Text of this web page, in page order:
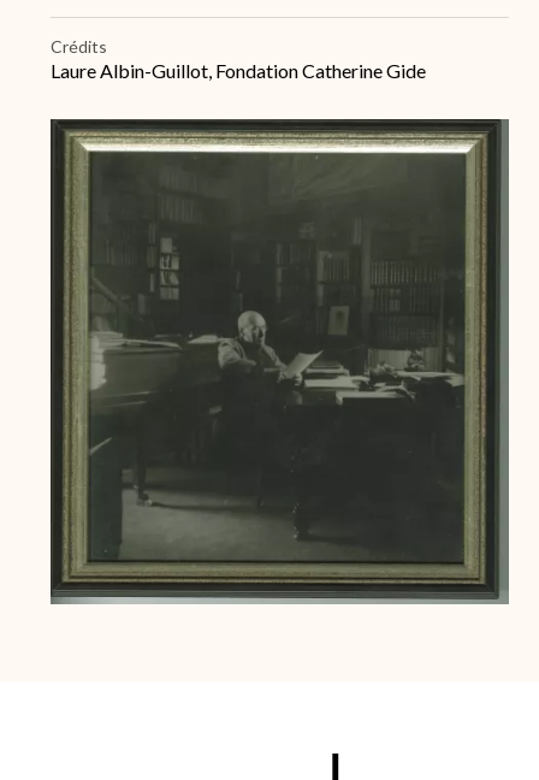
Crédits
Laure Albin-Guillot, Fondation Catherine Gide
Archive